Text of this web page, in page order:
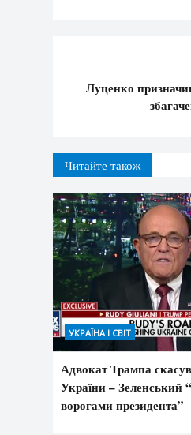
Луценко
Читайте також
УКРАЇНА І СВІТ
Адвокат Трампа
України – Зеленський
ворогами президента”